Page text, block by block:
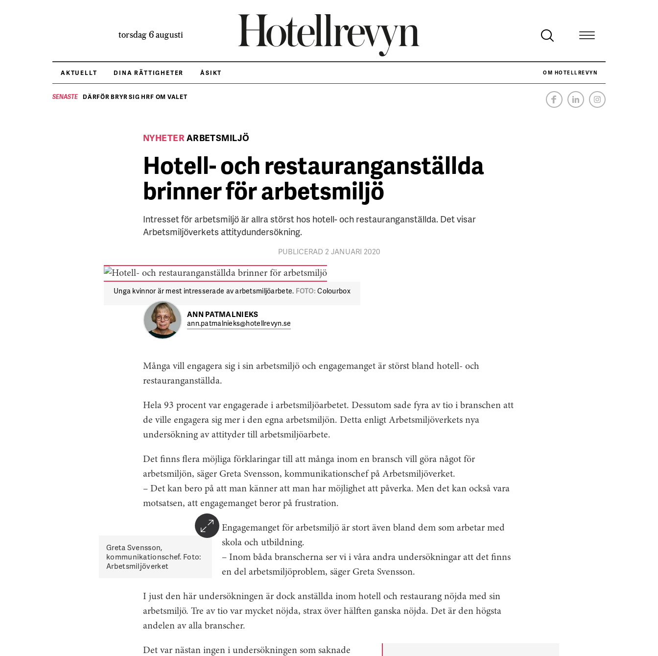
torsdag 6 augusti
AKTUELLT DINA RÄTTIGHETER ÅSIKT OM HOTELLREVYN
SENASTE DÄRFÖR BRYR SIG HRF OM VALET NÄR HOTELLREVYN SLOG SVENSKT REKORD I SIMPELHET
NYHETERARBETSMILJÖ
Hotell- och restauranganställda
brinner för arbetsmiljö
Intresset för arbetsmiljö är allra störst hos hotell- och restauranganställda. Det visar
Arbetsmiljöverkets attitydundersökning.
PUBLICERAD 2 JANUARI 2020
Unga kvinnor är mest intresserade av arbetsmiljöarbete. FOTO: Colourbox
ANN PATMALNIEKS
ann.patmalnieks@hotellrevyn.se
Många vill engagera sig i sin arbetsmiljö och engagemanget är störst bland hotell- och
restauranganställda.
Hela 93 procent var engagerade i arbetsmiljöarbetet. Dessutom sade fyra av tio i branschen att
de ville engagera sig mer i den egna arbetsmiljön. Detta enligt Arbetsmiljöverkets nya
undersökning av attityder till arbetsmiljöarbete.
Det finns flera möjliga förklaringar till att många inom en bransch vill göra något för
arbetsmiljön, säger Greta Svensson, kommunikationschef på Arbetsmiljöverket.
– Det kan bero på att man känner att man har möjlighet att påverka. Men det kan också vara
motsatsen, att engagemanget beror på frustration.
Greta Svensson,
kommunikationschef. Foto:
Arbetsmiljöverket
Engagemanget för arbetsmiljö är stort även bland dem som arbetar med
skola och utbildning.
– Inom båda branscherna ser vi i våra andra undersökningar att det finns
en del arbetsmiljöproblem, säger Greta Svensson.
I just den här undersökningen är dock anställda inom hotell och restaurang nöjda med sin
arbetsmiljö. Tre av tio var mycket nöjda, strax över hälften ganska nöjda. Det är den högsta
andelen av alla branscher.
Det var nästan ingen i undersökningen som saknade